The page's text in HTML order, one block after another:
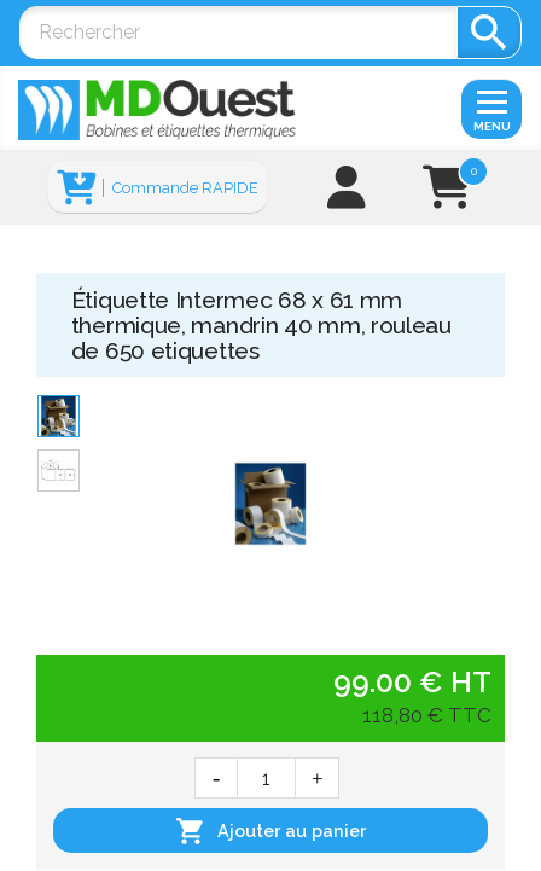

0
Commande RAPIDE
MENU
Étiquette Intermec 68 x 61 mm
thermique, mandrin 40 mm, rouleau
de 650 etiquettes
99.00 € HT
118,80 € TTC
 Ajouter au panier